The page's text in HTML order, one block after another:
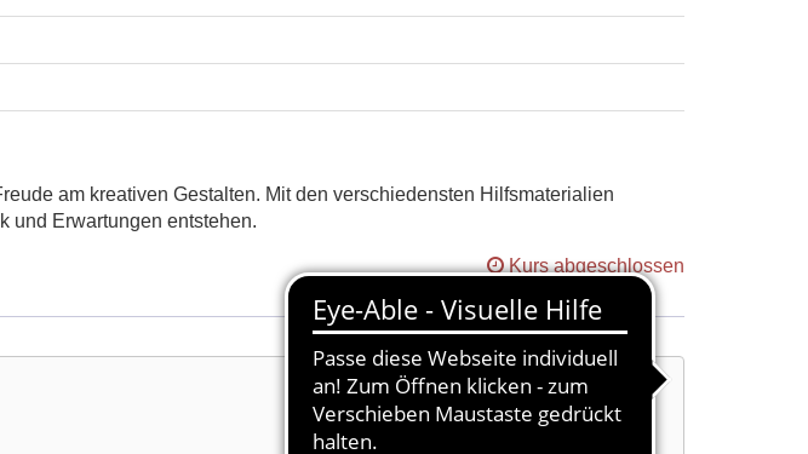
am kreativen Gestalten. Mit den verschiedensten Hilfsmaterialien
und Erwartungen entstehen.
Kurs abgeschlossen